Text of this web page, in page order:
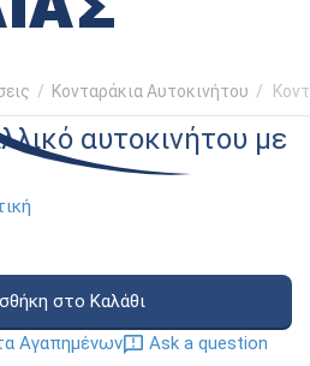
/ Κονταράκια Αυτοκινήτου /
αυτοκινήτου με
στο Καλάθι
Αγαπημένων
Ask a question